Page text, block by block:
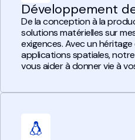
Développement
De la conception à la
solutions matérielles sur
exigences. Avec un
applications spatiales,
vous aider à donner vie à